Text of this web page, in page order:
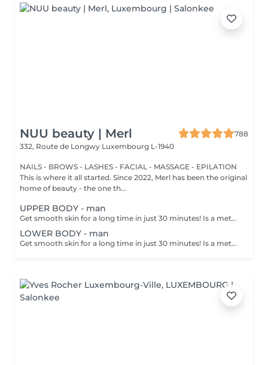
NUU beauty | Merl
788
332, Route de Longwy Luxembourg L-1940
NAILS - BROWS - LASHES - FACIAL - MASSAGE - EPILATION
This is where it all started. Since 2022, Merl has been the original
home of beauty - the one th...
UPPER BODY - man
Get smooth skin for a long time in just 30 minutes! Is a method of hair removal when your hair is pulled out with warm wax with the hair follicle. How is wax epilation done? - preparation is performed - wax is applied - depilation is performed - wax residue is removed Age restrictions: recommended to do from 14 years. Post procedure recommendations: do not take hot bath, do not visit sauna, do not swim in the pool for 12 hours after the procedure - it can cause irritation. Frequency: once in 4 weeks.
LOWER BODY - man
Get smooth skin for a long time in just 30 minutes! Is a method of hair removal when your hair is pulled out with warm wax with the hair follicle. How is wax epilation done? - preparation is performed - wax is applied - depilation is performed - wax residue is removed Age restrictions: recommended to do from 14 years. Post procedure recommendations: do not take hot bath, do not visit sauna, do not swim in the pool for 12 hours after the procedure - it can cause irritation. Frequency: once in 4 weeks.